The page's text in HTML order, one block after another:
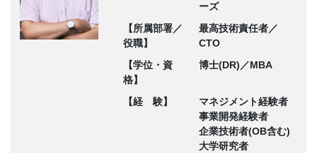
ーズ
【所属部署／
役職】
最高技術責任者／
CTO
【学位・資
格】
博士(DR)／MBA
【経 験】
マネジメント経験者
事業開発経験者
企業技術者(OB含む)
大学研究者